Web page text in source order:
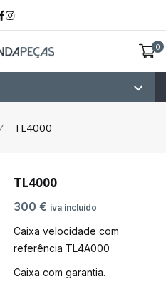
Facebook
Instagram
0
TL4000
TL4000
300 € iva incluído
Caixa velocidade com
referência TL4A000
Caixa com garantia.